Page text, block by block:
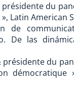
du
Latin American
de
De las
du
démocratique